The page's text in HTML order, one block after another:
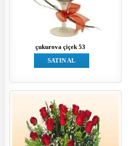
çukurova çiçek 53
SATIN AL